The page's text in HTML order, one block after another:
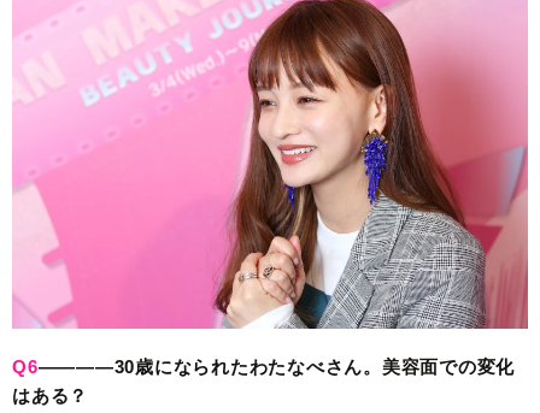
Q6————30歳になられたわたなべさん。美容面での変化
はある？